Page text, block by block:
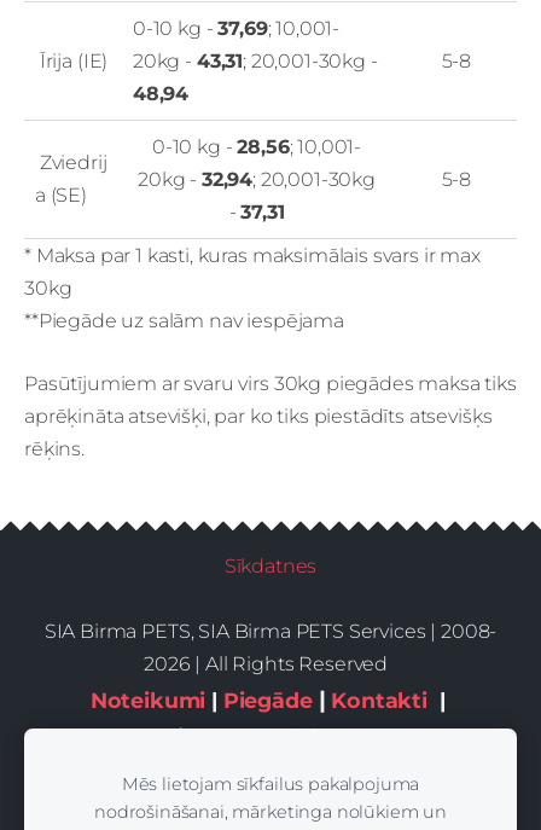
Īrija (IE)
0-10 kg -37,69; 10,001-
20kg - 43,31; 20,001-30kg -
48,94
5-8
Zviedrij
a (SE)
0-10 kg -28,56; 10,001-
20kg - 32,94; 20,001-30kg
-37,31
5-8
* Maksa par 1 kasti, kuras maksimālais svars ir max
30kg
**Piegāde uz salām nav iespējama
Pasūtījumiem ar svaru virs 30kg piegādes maksa tiks
aprēķināta atsevišķi, par ko tiks piestādīts atsevišķs
rēķins.
Sīkdatnes
SIA Birma PETS, SIA Birma PETS Services | 2008-
2026 | All Rights Reserved
Noteikumi | Piegāde | Kontakti|
Privātums,sīkdatnes
Mēs lietojam sīkfailus pakalpojuma
nodrošināšanai, mārketinga nolūkiem un